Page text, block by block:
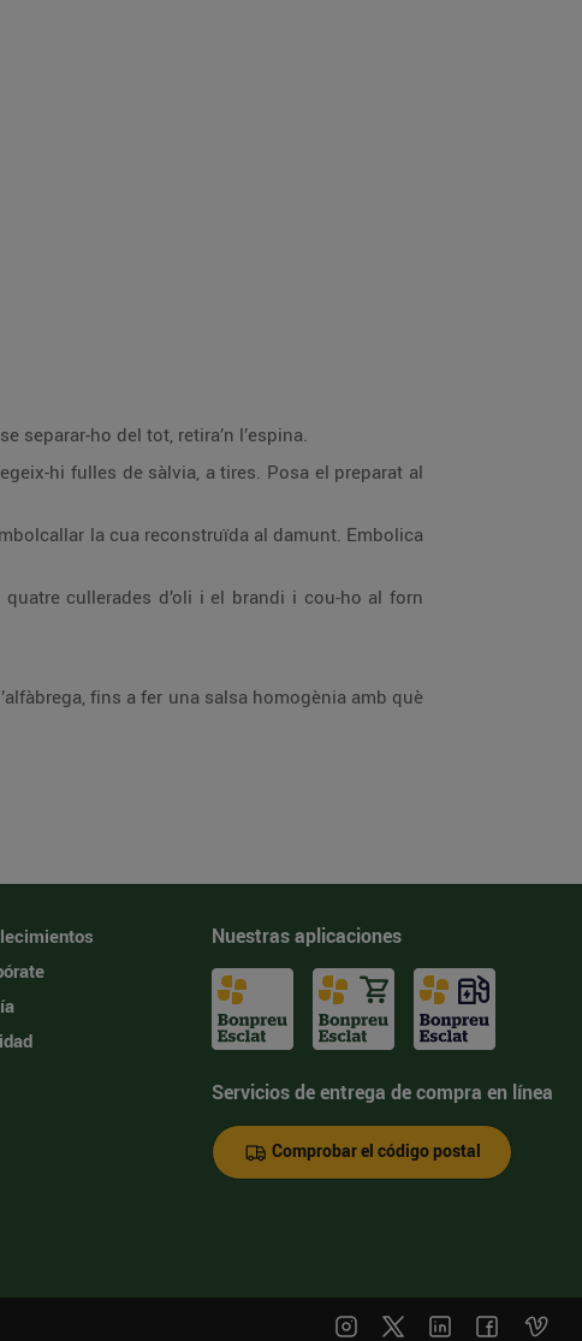
separar-ho del tot, retira’n l’espina.
hi fulles de sàlvia, a tires. Posa el preparat al
la cua reconstruïda al damunt. Embolica
cullerades d’oli i el brandi i cou-ho al forn
fins a fer una salsa homogènia amb què
Nuestras aplicaciones
Servicios de entrega de compra en línea
Comprobar el código postal